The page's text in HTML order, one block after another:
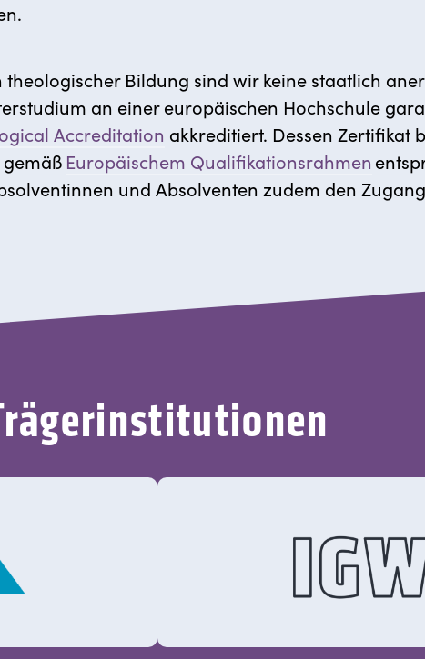
Bildung sind wir keine staatlich
an einer europäischen Hochschule
Accreditation akkreditiert. Dessen Zertifikat
Europäischem Qualifikationsrahmen
und Absolventen zudem den